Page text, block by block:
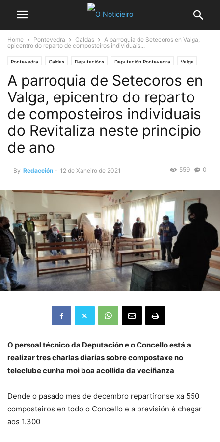
Home Pontevedra Caldas
A parroquia de Setecoros en Valga,
epicentro do reparto de composteiros individuais...
Pontevedra Caldas Deputacións Deputación Pontevedra Valga
A parroquia de Setecoros en
Valga, epicentro do reparto
de composteiros individuais
do Revitaliza neste principio
de ano
By Redacción - 12 de Xaneiro de 2021 0
559
O persoal técnico da Deputación e o Concello está a
realizar tres charlas diarias sobre compostaxe no
teleclube cunha moi boa acollida da veciñanza
Dende o pasado mes de decembro repartíronse xa 550
composteiros en todo o Concello e a previsión é chegar
aos 1.300